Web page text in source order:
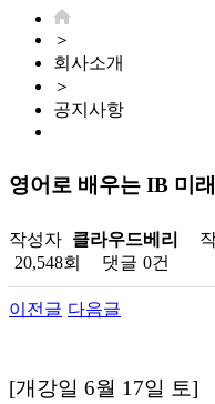
＞
회사소개
＞
공지사항
영어로 배우는 IB 미
작성자 클라우드베리
20,548회
댓글 0건
이전글 다음글
[개강일 6월 17일 토]